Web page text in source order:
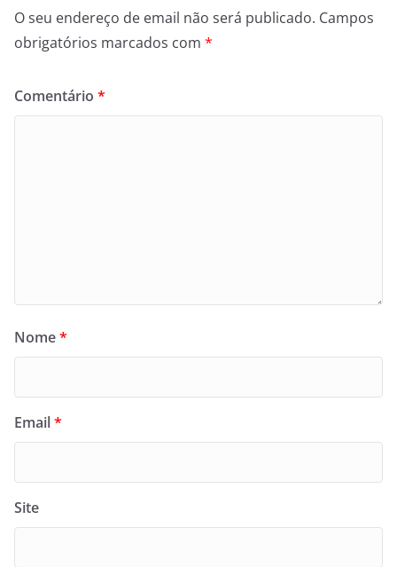
O seu endereço de email não será publicado. Campos
obrigatórios marcados com *
Comentário *
Nome*
Email*
Site